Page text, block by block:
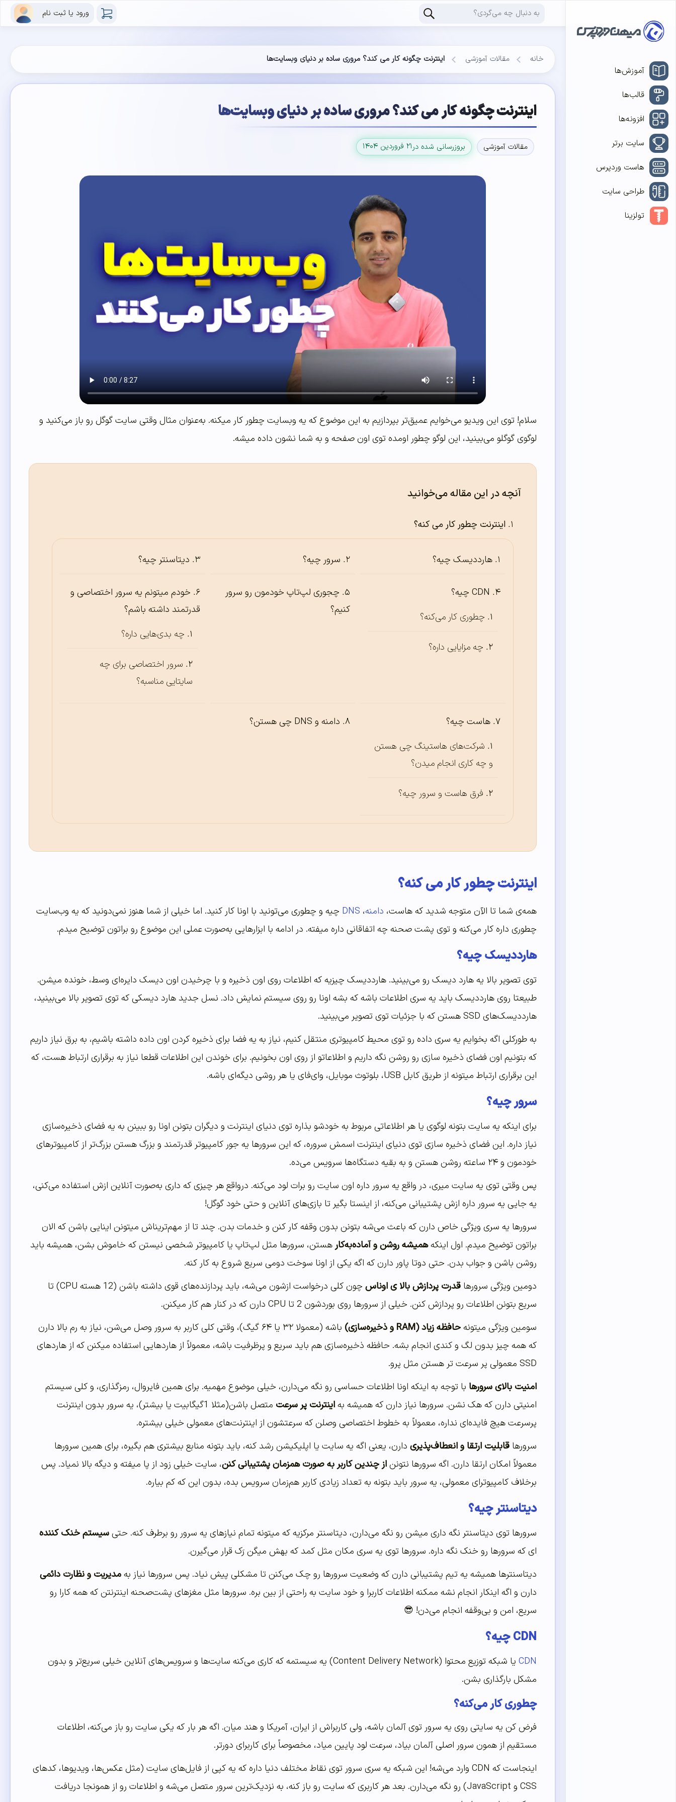
ورود یا ثبت نام
آموزش‌ها
قالب‌ها
افزونه‌ها
سایت برتر
هاست وردپرس
طراحی سایت
تولزینا
خانه مقالات آموزشی اینترنت چگونه کار می کند؟ مروری ساده بر دنیای وبسایت‌ها
اینترنت چگونه کار می کند؟ مروری ساده بر دنیای وبسایت‌ها
مقالات آموزشی بروزرسانی شده در۲۱ فروردین ۱۴۰۴
سلام! توی این ویدیو می‌خوایم عمیق‌تر بپردازیم به این موضوع که یه وبسایت چطور کار میکنه. به‌عنوان مثال وقتی سایت گوگل رو باز می‌کنید و
لوگوی گوگلو می‌بینید، این لوگو چطور اومده توی اون صفحه و به شما نشون داده میشه.
آنچه در این مقاله می‌خوانید
اینترنت چطور کار می کنه؟
هارد‌دیسک چیه؟ سرور چیه؟ دیتاسنتر چیه؟
CDN چیه؟
چطوری کار می‌کنه؟
چه مزایایی داره؟
چجوری لپ‌تاپ خودمون رو سرور
کنیم؟
خودم میتونم یه سرور اختصاصی و
قدرتمند داشته باشم؟
چه بدی‌هایی داره؟
سرور اختصاصی برای چه
سایتایی مناسبه؟
هاست چیه؟
شرکت‌های هاستینگ چی هستن
و چه کاری انجام میدن؟
فرق هاست و سرور چیه؟
دامنه و DNS چی هستن؟
اینترنت چطور کار می کنه؟
همه‌ی شما تا الآن متوجه شدید که هاست، دامنه، DNS چیه و چطوری می‌تونید با اونا کار کنید. اما خیلی از شما هنوز نمی‌دونید که یه وب‌سایت
چطوری داره کار می‌کنه و توی پشت صحنه چه اتفاقانی داره میفته. در ادامه با ابزارهایی به‌صورت عملی این موضوع رو براتون توضیح میدم.
هارد‌دیسک چیه؟
توی تصویر بالا یه هارد دیسک رو می‌بینید. هارد‌دیسک چیزیه که اطلاعات روی اون ذخیره و با چرخیدن اون دیسک دایره‌ای وسط، خونده میشن.
طبیعتا روی هارد‌دیسک باید یه سری اطلاعات باشه که بشه اونا رو روی سیستم نمایش داد. نسل جدید هارد دیسکی که توی تصویر بالا می‌بینید،
هارد‌دیسک‌های SSD هستن که با جزئیات توی تصویر می‌بینید.
به طورکلی اگه بخوایم یه سری داده رو توی محیط کامپیوتری منتقل کنیم، نیاز به یه فضا برای ذخیره کردن اون داده داشته باشیم، به برق نیاز داریم
که بتونیم اون فضای ذخیره سازی رو روشن نگه داریم و اطلاعاتو از روی اون بخونیم. برای خوندن این اطلاعات قطعا نیاز به برقراری ارتباط هست، که
این برقراری ارتباط میتونه از طریق کابل USB، بلوتوث موبایل، وای‌فای یا هر روشی دیگه‌ای باشه.
سرور چیه؟
برای اینکه یه سایت بتونه لوگوی یا هر اطلاعاتی مربوط به خودشو بذاره توی دنیای اینترنت و دیگران بتونن اونا رو ببینن به یه فضای ذخیره‌سازی
نیاز داره. این فضای ذخیره سازی توی دنیای اینترنت اسمش سروره، که این سرورها یه جور کامپیوتر قدرتمند و بزرگ هستن بزرگ‌تر از کامپیوترهای
خودمون و ۲۴ ساعته روشن هستن و به بقیه دستگاه‌ها سرویس می‌ده.
پس وقتی توی یه سایت میری، در واقع یه سرور داره اون سایت رو برات لود می‌کنه. درواقع هر چیزی که داری به‌صورت آنلاین ازش استفاده می‌کنی،
یه جایی یه سرور داره ازش پشتیبانی می‌کنه، از اینستا بگیر تا بازی‌های آنلاین و حتی خود گوگل!
سرورها یه سری ویژگی خاص دارن که باعث می‌شه بتونن بدون وقفه کار کنن و خدمات بدن. چند تا از مهم‌تریناش میتونن اینایی باشن که الان
براتون توضیح میدم. اول اینکههمیشه روشن و آماده‌به‌کارهستن، سرورها مثل لپ‌تاپ یا کامپیوتر شخصی نیستن که خاموش بشن، همیشه باید
روشن باشن و جواب بدن. حتی دوتا پاور دارن که اگه یکی از اونا سوخت دومی سریع شروع به کار کنه.
دومین ویژگی سرورها قدرت پردازش بالا ی اوناس
چون کلی درخواست ازشون می‌شه، باید پردازنده‌های قوی داشته باشن (12 هسته CPU) تا
سریع بتونن اطلاعات رو پردازش کنن. خیلی از سرورها روی بوردشون 2 تا CPU دارن که در کنار هم کار میکنن.
سومین ویژگی میتونهحافظه زیاد (RAM و ذخیره‌سازی)
باشه (معمولا ۳۲ یا ۶۴ گیگ)، وقتی کلی کاربر به سرور وصل می‌شن، نیاز به رم بالا دارن
که همه چیز بدون لگ و کندی انجام بشه. حافظه ذخیره‌سازی هم باید سریع و پرظرفیت باشه، معمولاً از هاردهایی استفاده میکنن که از هاردهای
SSD معمولی پر سرعت تر هستن مثل پرو.
امنیت بالای سرورها با توجه به اینکه اونا اطلاعات حساسی رو نگه می‌دارن، خیلی موضوع مهمیه. برای همین فایروال، رمزگذاری، و کلی سیستم
امنیتی دارن که هک نشن. سرورها نیاز دارن که همیشه بهاینترنت پر سرعت
متصل باشن(مثلا 1گیگابیت یا بیشتر)، یه سرور بدون اینترنت
پرسرعت هیچ فایده‌ای نداره، معمولاً به خطوط اختصاصی وصلن که سرعتشون از اینترنت‌های معمولی خیلی بیشتره.
سرورها قابلیت ارتقا و انعطاف‌پذیری دارن، یعنی اگه یه سایت یا اپلیکیشن رشد کنه، باید بتونه منابع بیشتری هم بگیره، برای همین سرورها
معمولاً امکان ارتقا دارن. اگه سرورها نتونناز چندین کاربر به صورت همزمان پشتیبانی کنن، سایت خیلی زود از پا میفته و دیگه بالا نمیاد. پس
برخلاف کامپیوترای معمولی، یه سرور باید بتونه به تعداد زیادی کاربر هم‌زمان سرویس بده، بدون این که کم بیاره.
دیتاسنتر چیه؟
سرورها توی دیتاسنتر نگه داری میشن رو نگه می‌دارن، دیتاسنتر مرکزیه که میتونه تمام نیازهای یه سرور رو برطرف کنه. حتیسیستم خنک کننده
ای که سرورها رو خنک نگه داره. سرورها توی یه سری مکان مثل کمد که بهش میگن رَک قرار می‌گیرن.
دیتاسنترها همیشه یه تیم پشتیبانی دارن که وضعیت سرورها رو چک می‌کنن تا مشکلی پیش نیاد. پس سرورها نیاز بهمدیریت و نظارت دائمی
دارن و اگه اینکار انجام نشه ممکنه اطلاعات کاربرا و خود سایت به راحتی از بین بره. سرورها مثل مغزهای پشت‌صحنه اینترنتن که همه کارا رو
سریع، امن و بی‌وقفه انجام می‌دن! 😎
CDN چیه؟
CDN
یا شبکه توزیع محتوا (Content Delivery Network) یه سیستمه که کاری می‌کنه سایت‌ها و سرویس‌های آنلاین خیلی سریع‌تر و بدون
مشکل بارگذاری بشن.
چطوری کار می‌کنه؟
فرض کن یه سایتی روی یه سرور توی آلمان باشه، ولی کاربراش از ایران، آمریکا و هند میان. اگه هر بار که یکی سایت رو باز می‌کنه، اطلاعات
مستقیم از همون سرور اصلی آلمان بیاد، سرعت لود پایین میاد، مخصوصاً برای کاربرای دورتر.
اینجاست که CDN وارد می‌شه! این شبکه یه سری سرور توی نقاط مختلف دنیا داره که یه کپی از فایل‌های سایت (مثل عکس‌ها، ویدیوها، کدهای
CSS و JavaScript) رو نگه می‌دارن. بعد هر کاربری که سایت رو باز کنه، به نزدیک‌ترین سرور متصل می‌شه و اطلاعات رو از همونجا دریافت